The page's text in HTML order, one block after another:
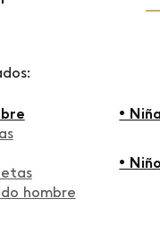
hombre
•
•